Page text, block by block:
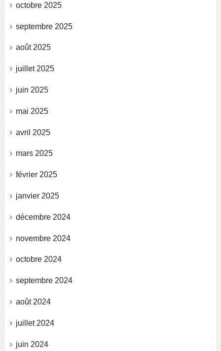
octobre 2025
septembre 2025
août 2025
juillet 2025
juin 2025
mai 2025
avril 2025
mars 2025
février 2025
janvier 2025
décembre 2024
novembre 2024
octobre 2024
septembre 2024
août 2024
juillet 2024
juin 2024